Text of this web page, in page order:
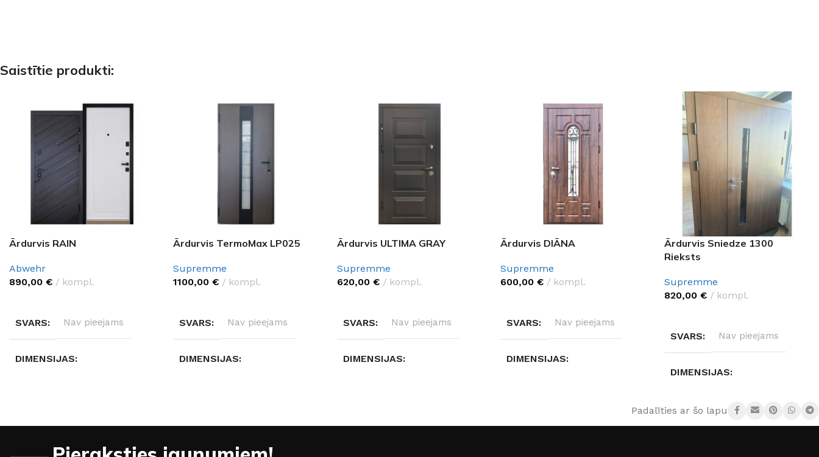
Saistītie produkti:
Ārdurvis RAIN
Abwehr
890,00 € kompl.
SVARS Nav pieejams
DIMENSIJAS
DURVJU MATERIĀLS
Ārdurvis TermoMax LP025
Supremme
1100,00 € kompl.
SVARS Nav pieejams
DIMENSIJAS
DURVJU MATERIĀLS
Ārdurvis ULTIMA GRAY
Supremme
620,00 € kompl.
SVARS Nav pieejams
DIMENSIJAS
DURVJU MATERIĀLS
Ārdurvis DIĀNA
Supremme
600,00€ kompl.
SVARS Nav pieejams
DIMENSIJAS
DURVJU MATERIĀLS
Ārdurvis Sniedze 1300
Rieksts
Supremme
820,00€ kompl.
SVARS Nav pieejams
DIMENSIJAS
Nav pieejams
Padalīties ar šo lapu: